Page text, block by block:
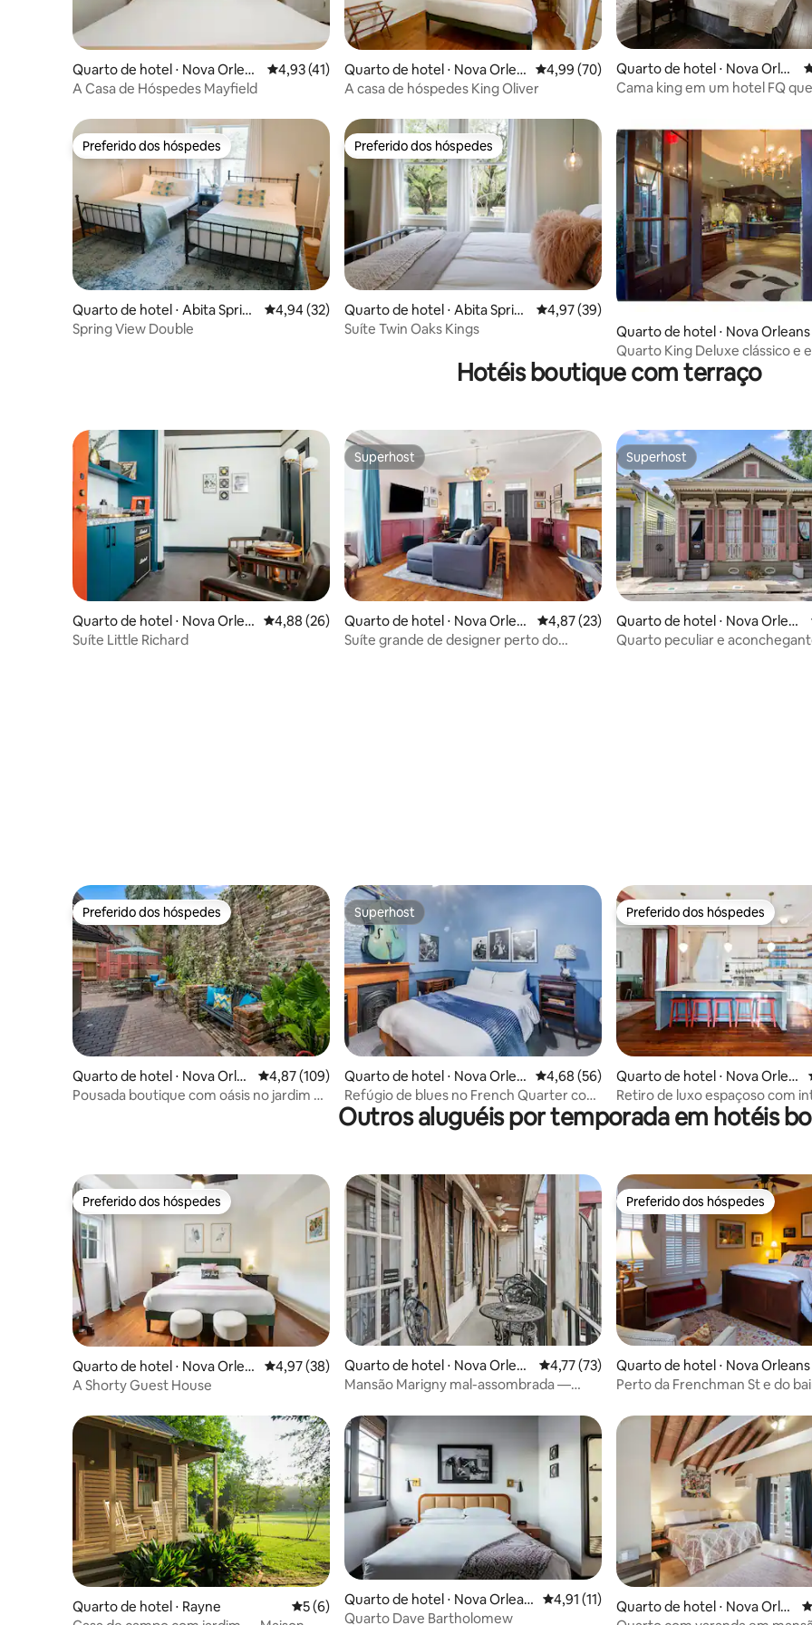
Quarto de hotel ⋅ Nova Orlean
s
4,93 de uma avaliação média de 5, 41 avaliações
4,93 (41)
A Casa de Hóspedes Mayfield
Quarto de hotel ⋅ Nova Orlea
ns
4,99 de uma avaliação média de 5, 70
4,99 (70)
A casa de hóspedes King Oliver
Quarto de hotel ⋅ Nova Orlea
ns
Cama king em um hotel FQ
Preferido dos hóspedes
Preferido dos hóspedes
Quarto de hotel ⋅ Abita Sprin
gs
4,94 de uma avaliação média de 5, 32 avaliações
4,94 (32)
Spring View Double
Preferido dos hóspedes
Preferido dos hóspedes
Quarto de hotel ⋅ Abita Sprin
gs
4,97 de uma avaliação média de 5, 39
4,97 (39)
Suíte Twin Oaks Kings
Quarto de hotel ⋅ Nova Orleans
Quarto King Deluxe clássico e
em localização privilegiada
Hotéis boutique com terraço
Quarto de hotel ⋅ Nova Orlea
ns
4,88 de uma avaliação média de 5, 26 avaliações
4,88 (26)
Suíte Little Richard
Superhost
Superhost
Quarto de hotel ⋅ Nova Orlea
ns
4,87 de uma avaliação média de 5, 23
4,87 (23)
Suíte grande de designer perto do
Superhost
Superhost
Quarto de hotel ⋅ Nova Orlean
s
Quarto peculiar e
Preferido dos hóspedes
Preferido dos hóspedes
Quarto de hotel ⋅ Nova Orle
ans
4,87 de uma avaliação média de 5, 109 avaliações
4,87 (109)
Pousada boutique com oásis no jardim no
Superhost
Superhost
Quarto de hotel ⋅ Nova Orlea
ns
4,68 de uma avaliação média de 5, 56
4,68 (56)
Refúgio de blues no French Quarter com
pátio
Preferido dos hóspedes
Preferido dos hóspedes
Quarto de hotel ⋅ Nova Orlea
ns
Retiro de luxo espaçoso com
premiados
Outros aluguéis por temporada em hotéis
Preferido dos hóspedes
Preferido dos hóspedes
Quarto de hotel ⋅ Nova Orlea
ns
4,97 de uma avaliação média de 5, 38 avaliações
4,97 (38)
A Shorty Guest House
Quarto de hotel ⋅ Nova Orlean
s
4,77 de uma avaliação média de 5, 73
4,77 (73)
Mansão Marigny mal-assombrada —
Preferido dos hóspedes
Preferido dos hóspedes
Quarto de hotel ⋅ Nova Orleans
Perto da Frenchman St e do
Quarto de hotel ⋅ Rayne 5 de uma avaliação média de 5, 6 avaliações
5 (6)
Quarto de hotel ⋅ Nova Orlean
s
4,91 de uma avaliação média de 5, 11
4,91 (11)
Quarto Dave Bartholomew
Quarto de hotel ⋅ Nova Orle